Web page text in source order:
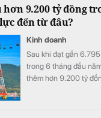
9.200 tỷ đồng
đến từ đâu?
Kinh doanh
Sau khi đạt gần
trong 6 tháng đầu
thêm hơn 9.200 tỷ